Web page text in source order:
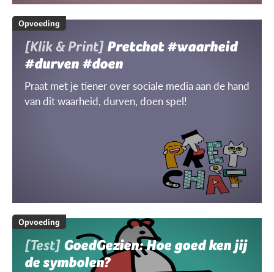
Opvoeding
[Klik & Print] Pretchat #waarheid
#durven #doen
Praat met je tiener over sociale media aan de hand
van dit waarheid, durven, doen spel!
Opvoeding
[Test] GoedGezien: Hoe goed ken jij
de symbolen?